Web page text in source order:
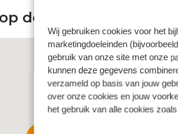
Wij gebruiken cookies voor het
marketingdoeleinden
gebruik van onze site met onze
kunnen deze gegevens
verzameld op basis van jouw
over onze cookies en jouw
het gebruik van alle cookies
de kaart
3